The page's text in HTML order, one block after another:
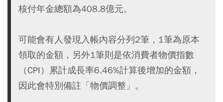
核付年金總額為408.8億元。
可能會有人發現入帳內容分列2筆，1筆為原本
領取的金額，另外1筆則是依消費者物價指數
（CPI）累計成長率6.46%計算後增加的金額，
因此會特別備註「物價調整」。